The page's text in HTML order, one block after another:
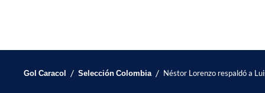
Gol Caracol / Selección Colombia / Néstor Lorenzo respaldó a